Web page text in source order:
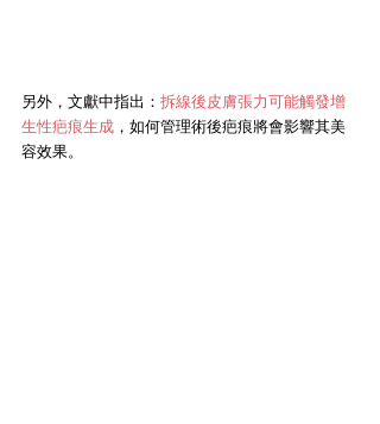
另外，文獻中指出： 拆線後皮膚張力可能觸發增
生性疤痕生成 ，如何管理術後疤痕將會影響其美
容效果。